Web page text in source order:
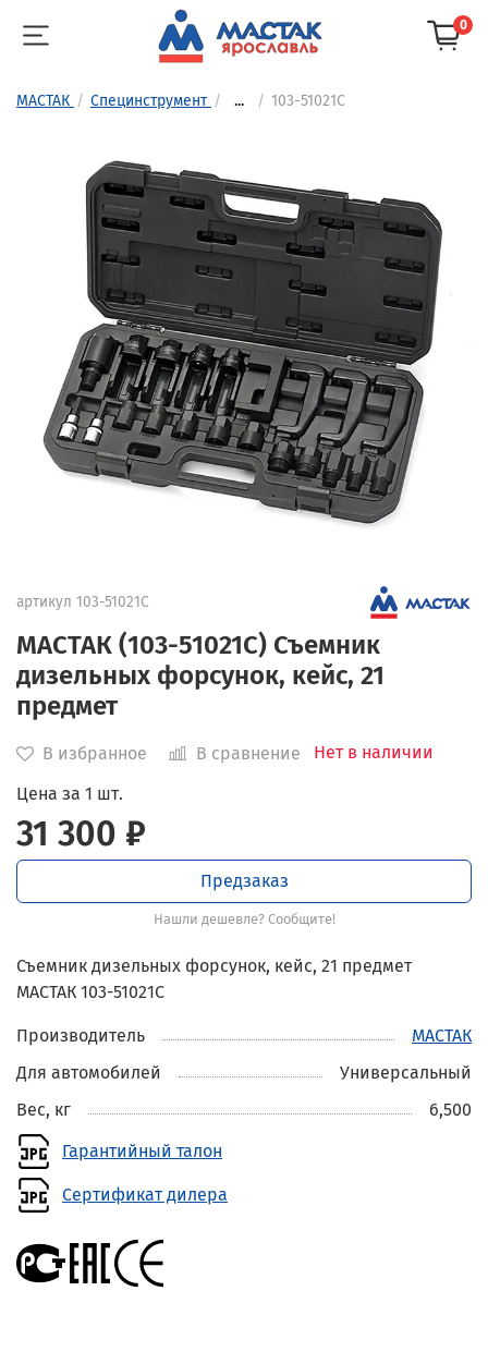
0
МАСТАК Специнструмент ... 103-51021C
артикул 103-51021C
МАСТАК (103-51021C) Съемник
дизельных форсунок, кейс, 21
предмет
В избранное В сравнение
Нет в наличии
Цена за 1 шт.
31 300 ₽
Предзаказ
Нашли дешевле? Сообщите!
Съемник дизельных форсунок, кейс, 21 предмет
МАСТАК 103-51021C
Производитель
МАСТАК
Для автомобилей
Универсальный
Вес, кг
6,500
Гарантийный талон
Сертификат дилера